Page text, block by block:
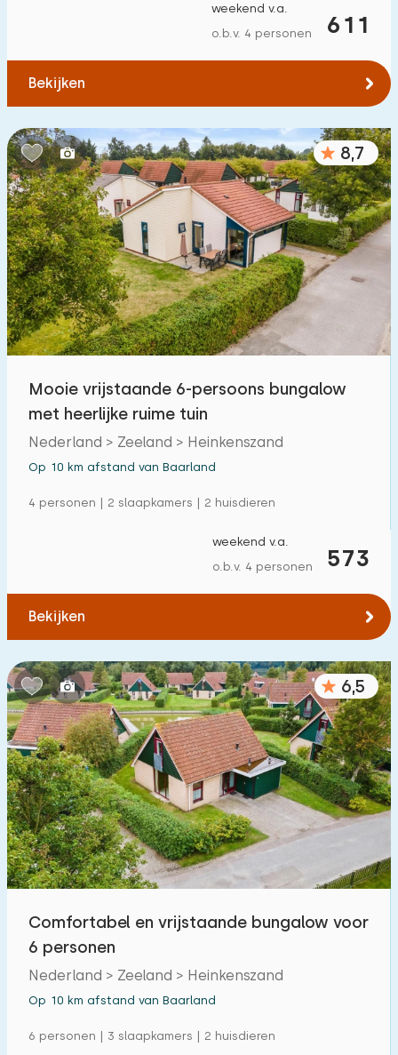
611
weekend v.a.
o.b.v. 4 personen
Bekijken
8,7
Mooie vrijstaande 6-persoons bungalow
met heerlijke ruime tuin
Nederland > Zeeland > Heinkenszand
Op 10 km afstand van Baarland
4 personen | 2 slaapkamers | 2 huisdieren
573
weekend v.a.
o.b.v. 4 personen
Bekijken
6,5
Comfortabel en vrijstaande bungalow voor
6 personen
Nederland > Zeeland > Heinkenszand
Op 10 km afstand van Baarland
6 personen | 3 slaapkamers | 2 huisdieren